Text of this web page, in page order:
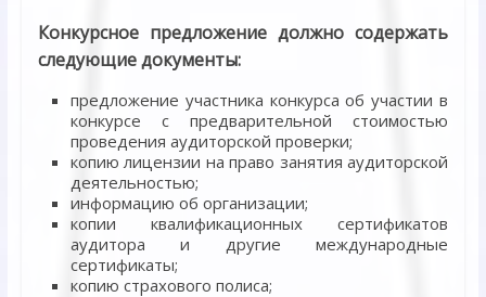
Конкурсное предложение должно содержать
следующие документы:
предложение участника конкурса об участии в
конкурсе с предварительной стоимостью
проведения аудиторской проверки;
копию лицензии на право занятия аудиторской
деятельностью;
информацию об организации;
копии квалификационных сертификатов
аудитора и другие международные
сертификаты;
копию страхового полиса;